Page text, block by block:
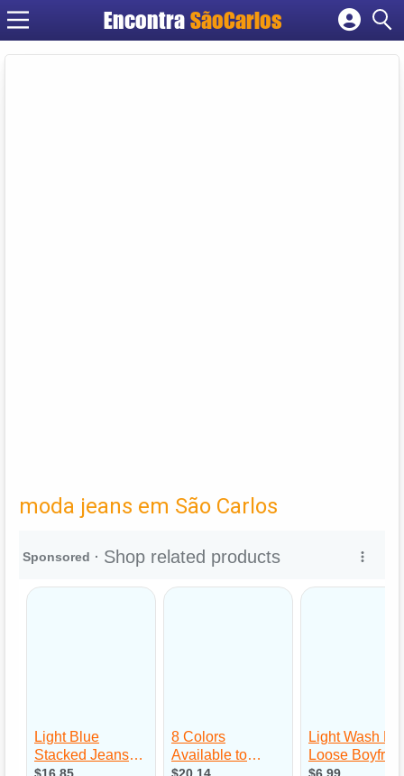
EncontraSãoCarlos
Cadastrar empresa
moda jeans em São Carlos